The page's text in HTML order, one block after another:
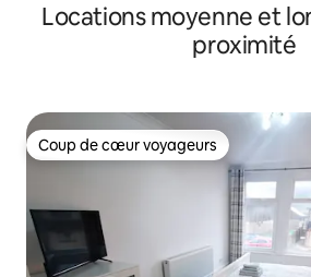
Locations moyenne et
proximité
Coup de cœur voyageurs
Coup de cœur voyageurs